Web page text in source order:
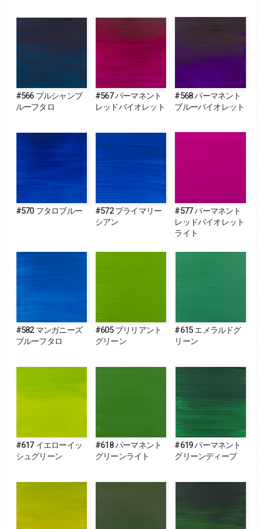
#566 プルシャンブ
ルーフタロ
#567 パーマネント
レッドバイオレット
#568 パーマネント
ブルーバイオレット
#570 フタロブルー
#572 プライマリー
シアン
#577 パーマネント
レッドバイオレット
ライト
#582 マンガニーズ
ブルーフタロ
#605 ブリリアント
グリーン
#615 エメラルドグ
リーン
#617 イエローイッ
シュグリーン
#618 パーマネント
グリーンライト
#619 パーマネント
グリーンディープ